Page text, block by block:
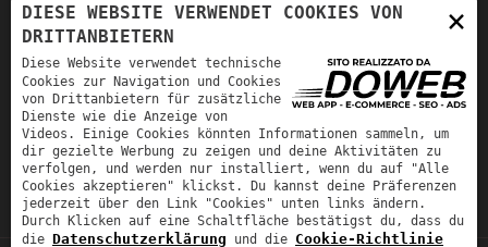
Ho lettol'informativa sulla privacy
dei miei dati personali per le finalità ivi indicate. *
×
DIESE WEBSITE VERWENDET COOKIES VON
DRITTANBIETERN
Diese Website verwendet technische
Cookies zur Navigation und Cookies
von Drittanbietern für zusätzliche
Dienste wie die Anzeige von
Videos. Einige Cookies könnten Informationen sammeln, um
dir gezielte Werbung zu zeigen und deine Aktivitäten zu
verfolgen, und werden nur installiert, wenn du auf "Alle
Cookies akzeptieren" klickst. Du kannst deine Präferenzen
jederzeit über den Link "Cookies" unten links ändern.
Durch Klicken auf eine Schaltfläche bestätigst du, dass du
die Datenschutzerklärung und die Cookie-Richtlinie